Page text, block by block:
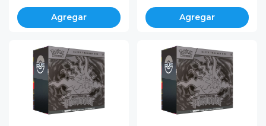
Agregar Agregar